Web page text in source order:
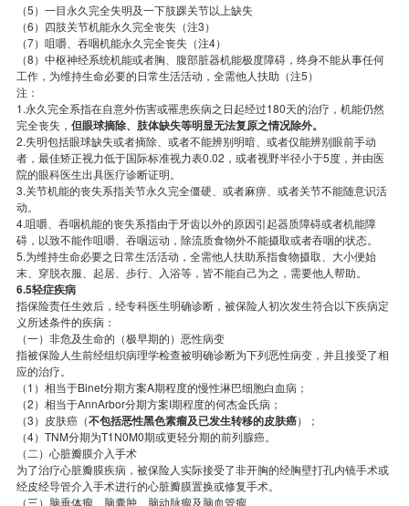
（5）一目永久完全失明及一下肢踝关节以上缺失
（6）四肢关节机能永久完全丧失（注3）
（7）咀嚼、吞咽机能永久完全丧失（注4）
（8）中枢神经系统机能或者胸、腹部脏器机能极度障碍，终身不能从事任何
工作，为维持生命必要的日常生活活动，全需他人扶助（注5）
注：
1.永久完全系指在自意外伤害或罹患疾病之日起经过180天的治疗，机能仍然
完全丧失， 但眼球摘除、肢体缺失等明显无法复原之情况除外。
2.失明包括眼球缺失或者摘除、或者不能辨别明暗、或者仅能辨别眼前手动
者，最佳矫正视力低于国际标准视力表0.02，或者视野半径小于5度，并由医
院的眼科医生出具医疗诊断证明。
3.关节机能的丧失系指关节永久完全僵硬、或者麻痹、或者关节不能随意识活
动。
4.咀嚼、吞咽机能的丧失系指由于牙齿以外的原因引起器质障碍或者机能障
碍，以致不能作咀嚼、吞咽运动，除流质食物外不能摄取或者吞咽的状态。
5.为维持生命必要之日常生活活动，全需他人扶助系指食物摄取、大小便始
末、穿脱衣服、起居、步行、入浴等，皆不能自己为之，需要他人帮助。
6.5轻症疾病
指保险责任生效后，经专科医生明确诊断，被保险人初次发生符合以下疾病定
义所述条件的疾病：
（一）非危及生命的（极早期的）恶性病变
指被保险人生前经组织病理学检查被明确诊断为下列恶性病变，并且接受了相
应的治疗。
（1）相当于Binet分期方案A期程度的慢性淋巴细胞白血病；
（2）相当于AnnArbor分期方案I期程度的何杰金氏病；
（3）皮肤癌（不包括恶性黑色素瘤及已发生转移的皮肤癌）；
（4）TNM分期为T1N0M0期或更轻分期的前列腺癌。
（二）心脏瓣膜介入手术
为了治疗心脏瓣膜疾病，被保险人实际接受了非开胸的经胸壁打孔内镜手术或
经皮经导管介入手术进行的心脏瓣膜置换或修复手术。
（三）脑垂体瘤、脑囊肿、脑动脉瘤及脑血管瘤